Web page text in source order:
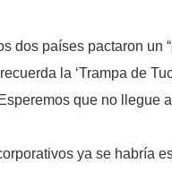
países pactaron un
la ‘Trampa de
que no llegue
ya se habría